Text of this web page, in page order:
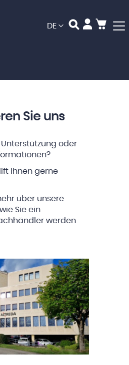
Sprache
DE Mein
Sie uns
Unterstützung oder
Ihnen gerne
über unsere
Sie ein
werden